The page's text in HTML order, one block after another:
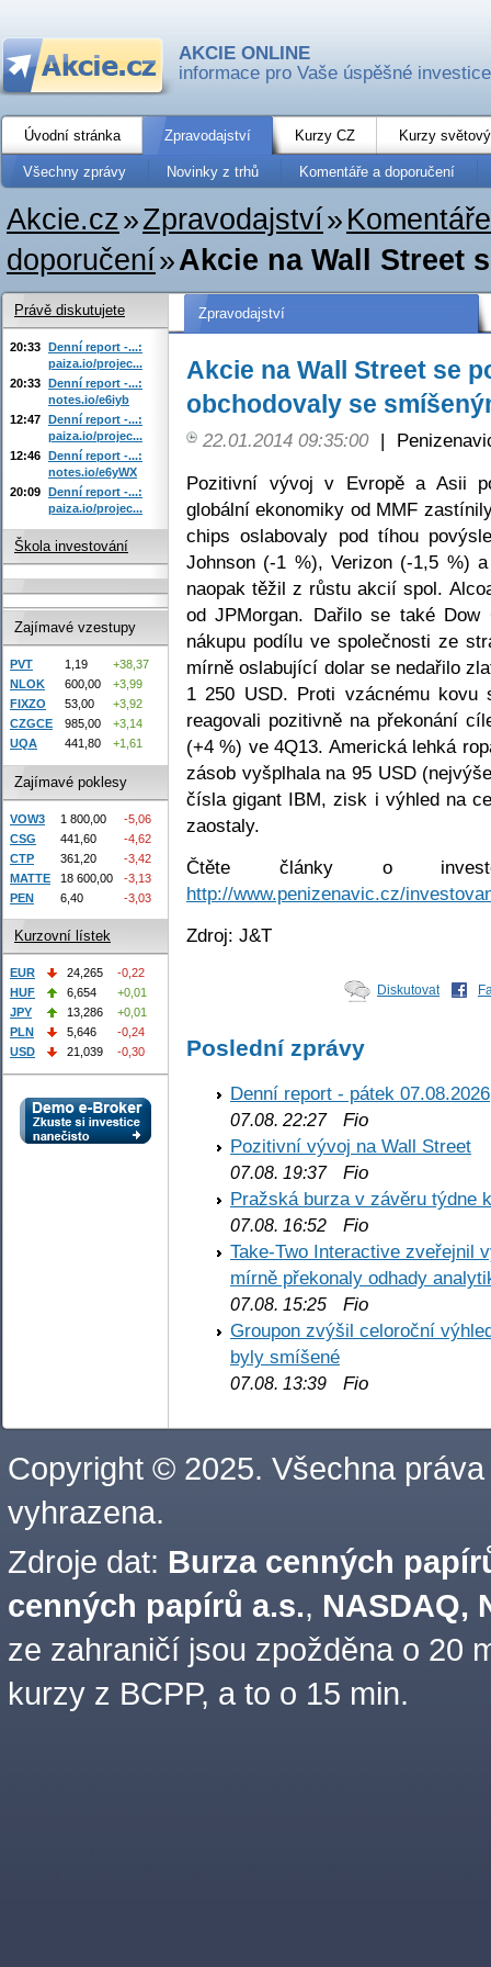
AKCIE ONLINE
informace pro Vaše úspěšné investice
Úvodní stránka Zpravodajství Kurzy CZ Kurzy
Všechny zprávy Novinky z trhů Komentáře a doporučení
Akcie.cz»Zpravodajství»
doporučení»Akcie na Wall Street
Zpravodajství
Akcie na Wall Street se
obchodovaly se
22.01.2014 09:35:00 |
Pozitivní vývoj v Evropě a Asii
globální ekonomiky od MMF
chips oslabovaly pod tíhou
Johnson (-1 %), Verizon (-1,5 %)
naopak těžil z růstu akcií spol.
od JPMorgan. Dařilo se také Dow
nákupu podílu ve společnosti ze
mírně oslabující dolar se nedařilo
1 250 USD. Proti vzácnému kovu
reagovali pozitivně na překonání
(+4 %) ve 4Q13. Americká lehká
zásob vyšplhala na 95 USD
čísla gigant IBM, zisk i výhled na
zaostaly.
Čtěte články o
http://www.penizenavic.cz/
Zdroj: J&T
Diskutovat
Poslední zprávy
Denní report - pátek 07.08.2026
07.08. 22:27Fio
Pozitivní vývoj na Wall Street
07.08. 19:37Fio
Pražská burza v závěru týdne
07.08. 16:52 Fio
Take-Two Interactive zveřejnil
mírně překonaly odhady
07.08. 15:25 Fio
Groupon zvýšil celoroční
byly smíšené
07.08. 13:39 Fio
Právě diskutujete
20:33 Denní report -...:
paiza.io/projec...
20:33 Denní report -...:
notes.io/e6iyb
12:47 Denní report -...:
paiza.io/projec...
12:46 Denní report -...:
notes.io/e6yWX
20:09 Denní report -...:
paiza.io/projec...
Škola investování
Zajímavé vzestupy
PVT 1,19
+38,37
NLOK
600,00
+3,99
FIXZO
53,00
+3,92
CZGCE
985,00
+3,14
UQA
441,80 +1,61
Zajímavé poklesy
VOW3 1 800,00
-5,06
CSG
441,60
-4,62
CTP
361,20
-3,42
MATTE
18 600,00
-3,13
PEN
6,40 -3,03
Kurzovní lístek
EUR 24,265
-0,22
HUF
6,654
+0,01
JPY
13,286
+0,01
PLN
5,646
-0,24
USD
21,039 -0,30
Copyright © 2025. Všechna práva
vyhrazena.
Zdroje dat: Burza cenných
cenných papírů a.s., NASDAQ,
ze zahraničí jsou zpožděna o 20
kurzy z BCPP, a to o 15 min.